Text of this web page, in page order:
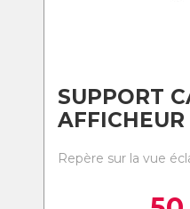
SUPPORT
AFFICHEUR
Repère sur la vue